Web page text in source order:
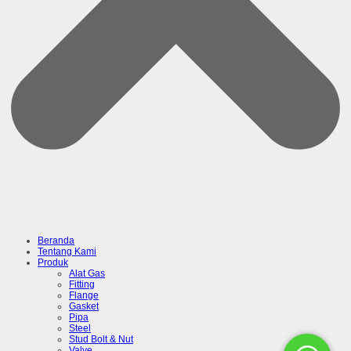
Beranda
Tentang Kami
Produk
Alat Gas
Fitting
Flange
Gasket
Pipa
Steel
Stud Bolt & Nut